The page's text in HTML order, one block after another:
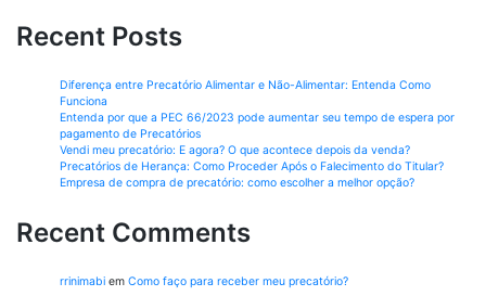
Recent Posts
Diferença entre Precatório Alimentar e Não-Alimentar: Entenda Como
Funciona
Entenda por que a PEC 66/2023 pode aumentar seu tempo de espera por
pagamento de Precatórios
Vendi meu precatório: E agora? O que acontece depois da venda?
Precatórios de Herança: Como Proceder Após o Falecimento do Titular?
Empresa de compra de precatório: como escolher a melhor opção?
Recent Comments
rrinimabi em Como faço para receber meu precatório?